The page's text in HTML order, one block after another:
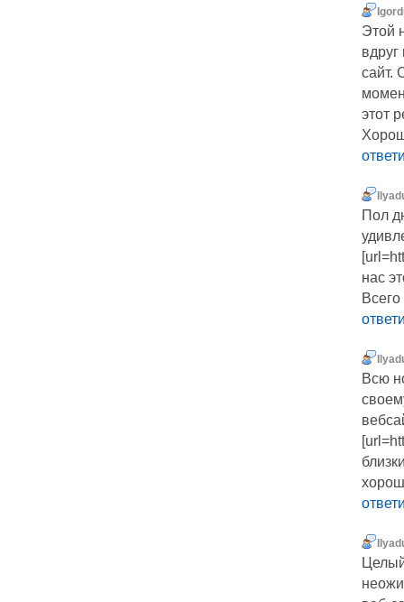
Этой
сайт.
этот
Пол
нас
Всю